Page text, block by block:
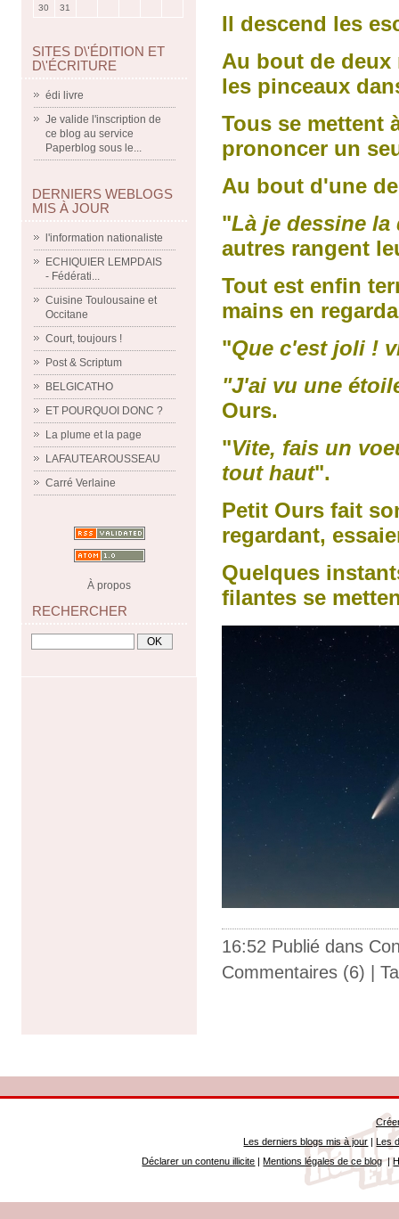
30
31
SITES D\'ÉDITION ET
D\'ÉCRITURE
édi livre
Je valide l'inscription de
ce blog au service
Paperblog sous le...
DERNIERS WEBLOGS
MIS À JOUR
l'information nationaliste
ECHIQUIER LEMPDAIS
- Fédérati...
Cuisine Toulousaine et
Occitane
Court, toujours !
Post & Scriptum
BELGICATHO
ET POURQUOI DONC ?
La plume et la page
LAFAUTEAROUSSEAU
Carré Verlaine
À propos
RECHERCHER
Il descend les
Au bout de
les pinceaux
Tous se mettent
prononcer un
Au bout d'une
"Là je dessine la
autres rangent
Tout est enfin
mains en
"Que c'est joli !
"J'ai vu une
Ours.
"Vite, fais un
tout haut".
Petit Ours fait
regardant,
Quelques
filantes se
16:52 Publié dans
Commentaires (6) |
Les derniers blogs mis à jour |Les
Déclarer un contenu illicite |Mentions légales de ce blog|